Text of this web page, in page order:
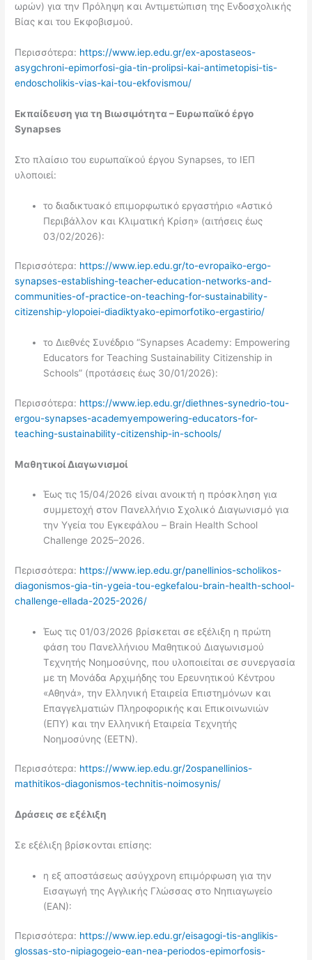
ωρών) για την Πρόληψη και Αντιμετώπιση της Ενδοσχολικής
Βίας και του Εκφοβισμού.
Περισσότερα: https://www.iep.edu.gr/ex-apostaseos-
asygchroni-epimorfosi-gia-tin-prolipsi-kai-antimetopisi-tis-
endoscholikis-vias-kai-tou-ekfovismou/
Εκπαίδευση για τη Βιωσιμότητα – Ευρωπαϊκό έργο
Synapses
Στο πλαίσιο του ευρωπαϊκού έργου Synapses, το ΙΕΠ
υλοποιεί:
το διαδικτυακό επιμορφωτικό εργαστήριο «Αστικό
Περιβάλλον και Κλιματική Κρίση» (αιτήσεις έως
03/02/2026):
Περισσότερα: https://www.iep.edu.gr/to-evropaiko-ergo-
synapses-establishing-teacher-education-networks-and-
communities-of-practice-on-teaching-for-sustainability-
citizenship-ylopoiei-diadiktyako-epimorfotiko-ergastirio/
το Διεθνές Συνέδριο “Synapses Academy: Empowering
Educators for Teaching Sustainability Citizenship in
Schools” (προτάσεις έως 30/01/2026):
Περισσότερα: https://www.iep.edu.gr/diethnes-synedrio-tou-
ergou-synapses-academyempowering-educators-for-
teaching-sustainability-citizenship-in-schools/
Μαθητικοί Διαγωνισμοί
Έως τις 15/04/2026 είναι ανοικτή η πρόσκληση για
συμμετοχή στον Πανελλήνιο Σχολικό Διαγωνισμό για
την Υγεία του Εγκεφάλου – Brain Health School
Challenge 2025–2026.
Περισσότερα: https://www.iep.edu.gr/panellinios-scholikos-
diagonismos-gia-tin-ygeia-tou-egkefalou-brain-health-school-
challenge-ellada-2025-2026/
Έως τις 01/03/2026 βρίσκεται σε εξέλιξη η πρώτη
φάση του Πανελλήνιου Μαθητικού Διαγωνισμού
Τεχνητής Νοημοσύνης, που υλοποιείται σε συνεργασία
με τη Μονάδα Αρχιμήδης του Ερευνητικού Κέντρου
«Αθηνά», την Ελληνική Εταιρεία Επιστημόνων και
Επαγγελματιών Πληροφορικής και Επικοινωνιών
(ΕΠΥ) και την Ελληνική Εταιρεία Τεχνητής
Νοημοσύνης (ΕΕΤΝ).
Περισσότερα: https://www.iep.edu.gr/2ospanellinios-
mathitikos-diagonismos-technitis-noimosynis/
Δράσεις σε εξέλιξη
Σε εξέλιξη βρίσκονται επίσης:
η εξ αποστάσεως ασύγχρονη επιμόρφωση για την
Εισαγωγή της Αγγλικής Γλώσσας στο Νηπιαγωγείο
(ΕΑΝ):
Περισσότερα: https://www.iep.edu.gr/eisagogi-tis-anglikis-
glossas-sto-nipiagogeio-ean-nea-periodos-epimorfosis-